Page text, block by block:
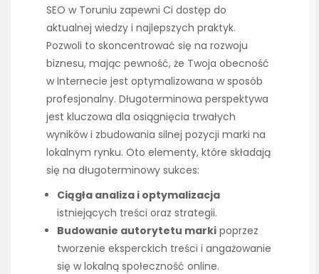
SEO w Toruniu zapewni Ci dostęp do
aktualnej wiedzy i najlepszych praktyk.
Pozwoli to skoncentrować się na rozwoju
biznesu, mając pewność, że Twoja obecność
w Internecie jest optymalizowana w sposób
profesjonalny. Długoterminowa perspektywa
jest kluczowa dla osiągnięcia trwałych
wyników i zbudowania silnej pozycji marki na
lokalnym rynku. Oto elementy, które składają
się na długoterminowy sukces:
Ciągła analiza i optymalizacja
istniejących treści oraz strategii.
Budowanie autorytetu marki poprzez
tworzenie eksperckich treści i angażowanie
się w lokalną społeczność online.